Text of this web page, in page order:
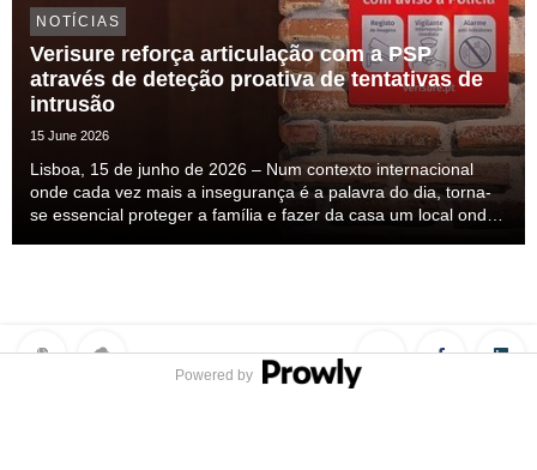
NOTÍCIAS
Verisure reforça articulação com a PSP
através de deteção proativa de tentativas de
intrusão
15 June 2026
Lisboa, 15 de junho de 2026 – Num contexto internacional
onde cada vez mais a insegurança é a palavra do dia, torna-
se essencial proteger a família e fazer da casa um local onde
Powered by